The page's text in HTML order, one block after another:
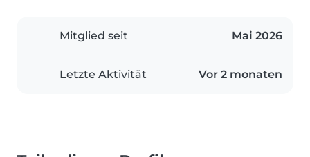
Mitglied seit Mai 2026
Letzte Aktivität Vor 2 monaten